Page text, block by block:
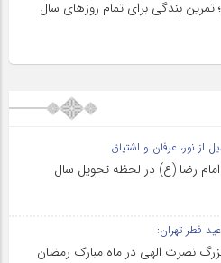
تمرین بندگی برای تمام روزهای سال
از نور، عرفان و اشتیاق
رضا (ع) در لحظه تحویل سال
فطر تهران:
نصرت الهی در ماه مبارک رمضان